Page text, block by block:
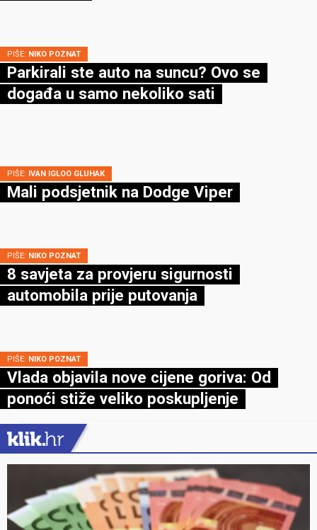
PIŠE: NIKO POZNAT
Parkirali ste auto na suncu? Ovo se
događa u samo nekoliko sati
PIŠE: IVAN IGLOO GLUHAK
Mali podsjetnik na Dodge Viper
PIŠE: NIKO POZNAT
8 savjeta za provjeru sigurnosti
automobila prije putovanja
PIŠE: NIKO POZNAT
Vlada objavila nove cijene goriva: Od
ponoći stiže veliko poskupljenje